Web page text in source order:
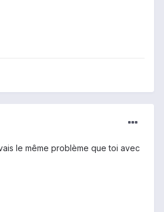
le même problème que toi avec